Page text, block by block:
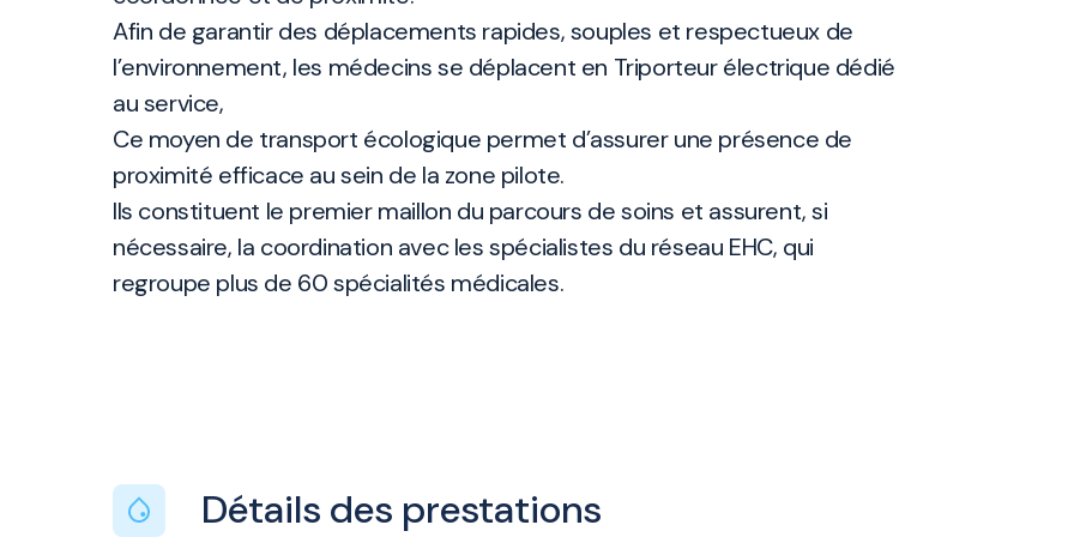
Afin de garantir des déplacements rapides, souples et respectueux de
l’environnement, les médecins se déplacent en Triporteur électrique dédié
au service,
Ce moyen de transport écologique permet d’assurer une présence de
proximité efficace au sein de la zone pilote.
Ils constituent le premier maillon du parcours de soins et assurent, si
nécessaire, la coordination avec les spécialistes du réseau EHC, qui
regroupe plus de 60 spécialités médicales.
Détails des prestations